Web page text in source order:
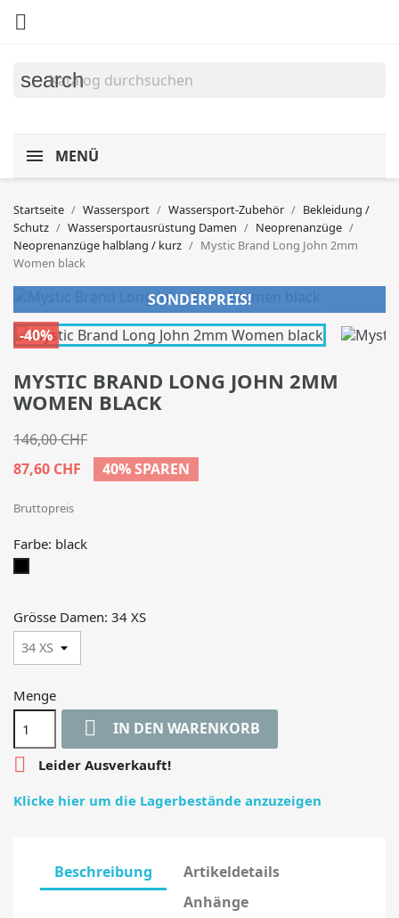

search
MENÜ
Startseite Wassersport Wassersport-Zubehör
Bekleidung /
Schutz
Wassersportausrüstung Damen
Neoprenanzüge
Neoprenanzüge halblang / kurz
Mystic Brand Long John 2mm
Women black
SONDERPREIS!
-40%
MYSTIC BRAND LONG JOHN 2MM
WOMEN BLACK
146,00 CHF
87,60 CHF
40% SPAREN
Bruttopreis
Farbe: black
Grösse Damen: 34 XS
Menge
 IN DEN WARENKORB

Leider Ausverkauft!
Klicke hier um die Lagerbestände anzuzeigen
Beschreibung
Artikeldetails
Anhänge